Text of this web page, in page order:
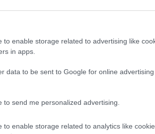
to enable storage related to advertising like
in apps.
data to be sent to Google for online advertising
to send me personalized advertising.
to enable storage related to analytics like
, de a helyzet azóta sem